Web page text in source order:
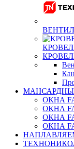
ОКНА
ОКНА
ОКНА
ОКНА